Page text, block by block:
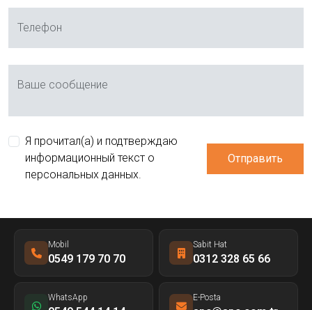
Телефон
Ваше сообщение
Я прочитал(а) и подтверждаю
информационный текст о
персональных данных.
Отправить
Mobil
0549 179 70 70
Sabit Hat
0312 328 65 66
WhatsApp E-Posta